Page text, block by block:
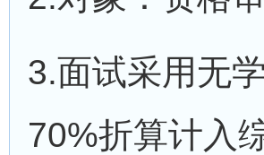
3.面试采用无
70%折算计入